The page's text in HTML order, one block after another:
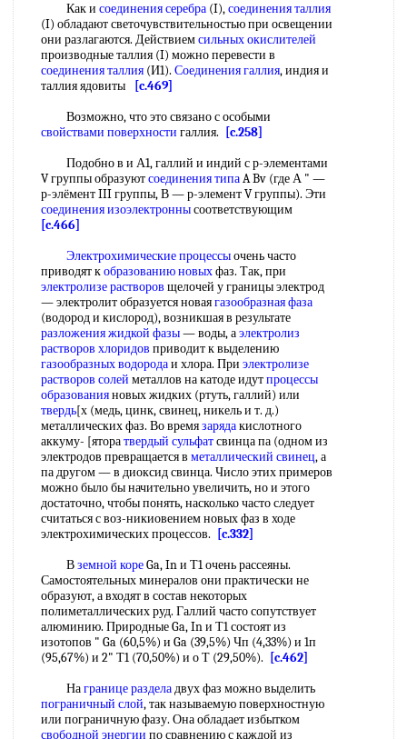
Как и соединения серебра (I),соединения таллия
(I) обладают светочувствительностью при освещении
они разлагаются. Действиемсильных окислителей
производные таллия (I) можно перевести в
соединения таллия (И1). Соединения галлия, индия и
таллия ядовиты
[c.469]
Возможно, что это связано с особыми
свойствами поверхности галлия.
[c.258]
Подобно в и А1, галлий и индий с р-элементами
V группы образуютсоединения типаA Bv (где А " —
р-элёмент III группы, В — р-элемент V группы). Эти
соединения изоэлектроннысоответствующим
[c.466]
Электрохимические процессыочень часто
приводят кобразованию новыхфаз. Так, при
электролизе растворов щелочей у границы электрод
— электролит образуется новаягазообразная фаза
(водород и кислород), возникшая в результате
разложения жидкой фазы— воды, аэлектролиз
растворов хлоридов приводит к выделению
газообразных водородаи хлора. При электролизе
растворов солей металлов на катоде идутпроцессы
образованияновых жидких (ртуть, галлий) или
твердь[х (медь, цинк, свинец, никель и т. д.)
металлических фаз. Во времязарядакислотного
аккуму- [яторатвердый сульфатсвинца па (одном из
электродов превращается в металлический свинец, а
па другом — в диоксид свинца. Число этих примеров
можно было бы начительно увеличить, но и этого
достаточно, чтобы понять, насколько часто следует
считаться с воз-никиовением новых фаз в ходе
электрохимических процессов.
[c.332]
Вземной кореGa, In и Т1 очень рассеяны.
Самостоятельных минералов они практически не
образуют, а входят в состав некоторых
полиметаллических руд. Галлий часто сопутствует
алюминию. Природные Ga, In и Т1 состоят из
изотопов " Ga (60,5%) и Ga (39,5%) Чп (4,33%) и 1п
(95,67%) и 2" Т1 (70,50%) и о Т (29,50%).
[c.462]
Награнице разделадвух фаз можно выделить
пограничный слой, так называемую поверхностную
или пограничную фазу. Она обладает избытком
свободной энергии по сравнению с каждой из